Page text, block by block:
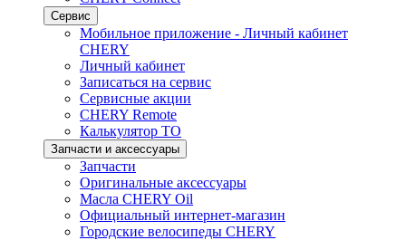
Сервис
Мобильное приложение - Личный кабинет
CHERY
Личный кабинет
Записаться на сервис
Сервисные акции
CHERY Remote
Калькулятор ТО
Запчасти и аксессуары
Запчасти
Оригинальные аксессуары
Масла CHERY Oil
Официальный интернет-магазин
Городские велосипеды CHERY